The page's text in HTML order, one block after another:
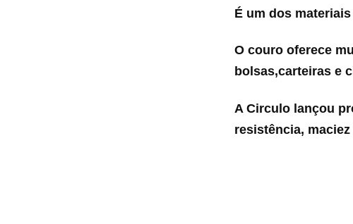
É um dos
O couro oferece
bolsas,carteiras e
A Circulo lançou
resistência,